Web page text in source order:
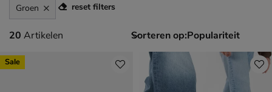
Groen reset filters
20 artikelen
20 Artikelen Sorteren op:
Sale